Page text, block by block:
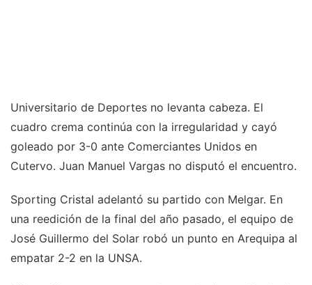
Universitario de Deportes no levanta cabeza. El
cuadro crema continúa con la irregularidad y cayó
goleado por 3-0 ante Comerciantes Unidos en
Cutervo. Juan Manuel Vargas no disputó el encuentro.
Sporting Cristal adelantó su partido con Melgar. En
una reedición de la final del año pasado, el equipo de
José Guillermo del Solar robó un punto en Arequipa al
empatar 2-2 en la UNSA.